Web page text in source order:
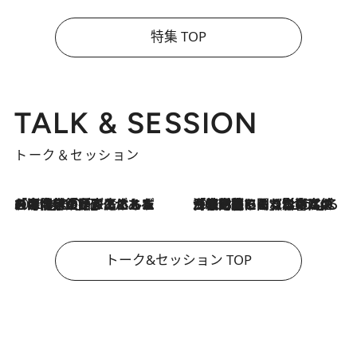
特集 TOP
TALK & SESSION
トーク＆セッション
2026.8.3
「今後値上げがあるとすれば…」「リスクがあるのは今年の冬」エネルギー専門家が語る、ホルムズ海峡封鎖が家庭にもたらす“ある心配” 2026.8.3
「住宅建てられない…」「サーチャージ料の高値が続いている」ホルムズ海峡封鎖による影響はいつまで続く？《エネルギー専門家に聞く“どうなる日本の暮らし”》
トーク&セッション TOP